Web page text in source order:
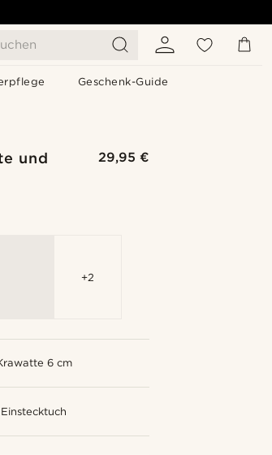
Geschenk-Guide
und
29,95 €
+2
6 cm